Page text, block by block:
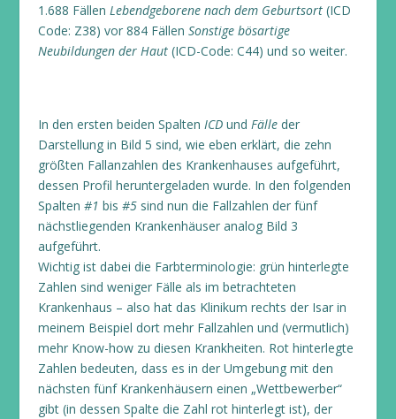
1.688 Fällen Lebendgeborene nach dem Geburtsort(ICD
Code: Z38) vor 884 Fällen Sonstige bösartige
Neubildungen der Haut(ICD-Code: C44) und so weiter.
In den ersten beiden Spalten ICDund Fälleder
Darstellung in Bild 5 sind, wie eben erklärt, die zehn
größten Fallanzahlen des Krankenhauses aufgeführt,
dessen Profil heruntergeladen wurde. In den folgenden
Spalten #1 bis #5sind nun die Fallzahlen der fünf
nächstliegenden Krankenhäuser analog Bild 3
aufgeführt.
Wichtig ist dabei die Farbterminologie: grün hinterlegte
Zahlen sind weniger Fälle als im betrachteten
Krankenhaus – also hat das Klinikum rechts der Isar in
meinem Beispiel dort mehr Fallzahlen und (vermutlich)
mehr Know-how zu diesen Krankheiten. Rot hinterlegte
Zahlen bedeuten, dass es in der Umgebung mit den
nächsten fünf Krankenhäusern einen „Wettbewerber“
gibt (in dessen Spalte die Zahl rot hinterlegt ist), der